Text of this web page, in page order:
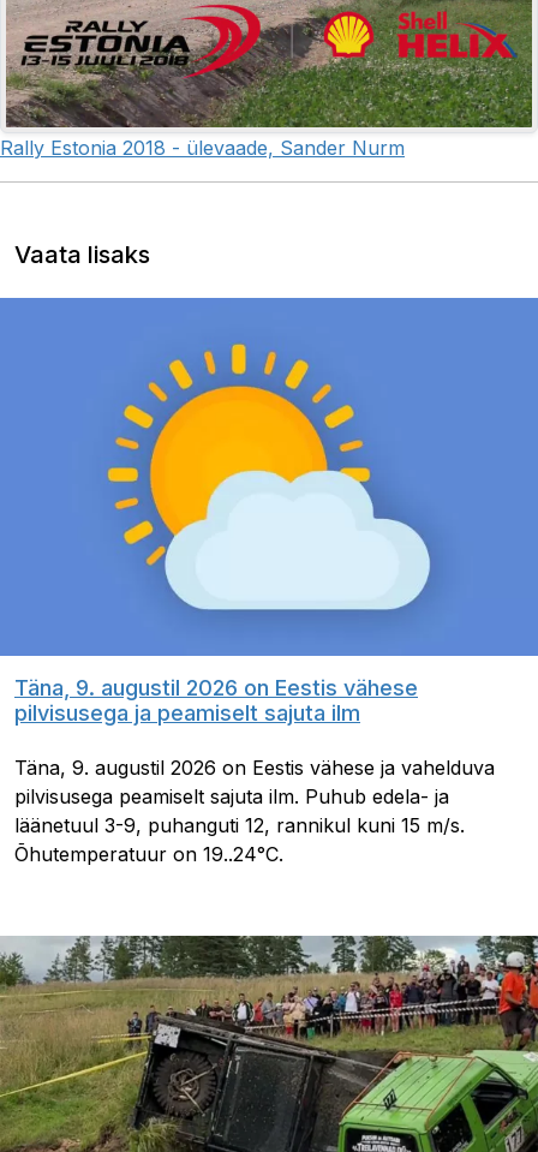
Rally Estonia 2018 - ülevaade, Sander Nurm
Vaata lisaks
Täna, 9. augustil 2026 on Eestis vähese
pilvisusega ja peamiselt sajuta ilm
Täna, 9. augustil 2026 on Eestis vähese ja vahelduva
pilvisusega peamiselt sajuta ilm. Puhub edela- ja
läänetuul 3-9, puhanguti 12, rannikul kuni 15 m/s.
Õhutemperatuur on 19..24°C.